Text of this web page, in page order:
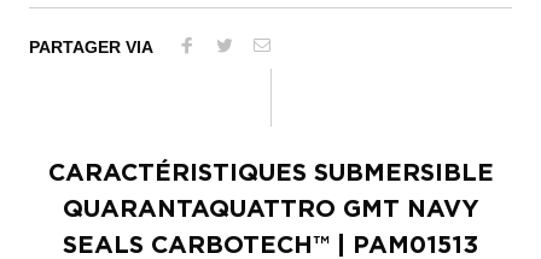
PARTAGER VIA
CARACTÉRISTIQUES SUBMERSIBLE
QUARANTAQUATTRO GMT NAVY
SEALS CARBOTECH™ | PAM01513